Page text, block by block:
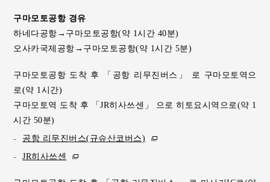
구마모토공항 경유
하네다공항→구마모토공항(약 1시간 40분)
오사카국제공항→구마모토공항(약 1시간 5분)
구마모토공항 도착 후 「공항 리무진버스」 로 구마모토역으
로(약 1시간)
구마모토역 도착 후 「JR히사쓰센」 으로 히토요시역으로(약 1
시간 50분)
공항 리무진버스(규슈산코버스)
JR히사쓰센